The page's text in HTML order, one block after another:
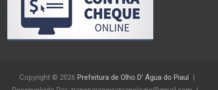
Copyright © 2026 Prefeitura de Olho D' Água do Piauí